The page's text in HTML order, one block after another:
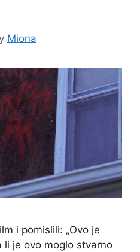
Miona
i pomislili: „Ovo je
li je ovo moglo stvarno